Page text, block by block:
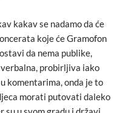
kakav se nadamo da će
koje će Gramofon
da nema publike,
probirljiva iako
komentarima, onda je to
morati putovati daleko